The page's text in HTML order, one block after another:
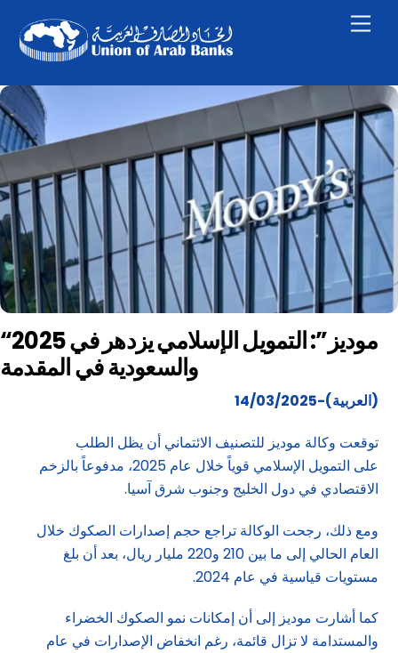
content
“موديز”: التمويل الإسلامي يزدهر في 2025
والسعودية في المقدمة
(العربية)-14/03/2025
توقعت وكالة موديز للتصنيف الائتماني أن يظل الطلب
على التمويل الإسلامي قوياً خلال عام 2025، مدفوعاً بالزخم
الاقتصادي في دول الخليج وجنوب شرق آسيا.
ومع ذلك، رجحت الوكالة تراجع حجم إصدارات الصكوك خلال
العام الحالي إلى ما بين 210 و220 مليار ريال، بعد أن بلغ
مستويات قياسية في عام 2024.
كما أشارت موديز إلى أن إمكانات نمو الصكوك الخضراء
والمستدامة لا تزال قائمة، رغم انخفاض الإصدارات في عام